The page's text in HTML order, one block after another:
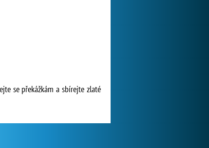
se překážkám a sbírejte zlaté